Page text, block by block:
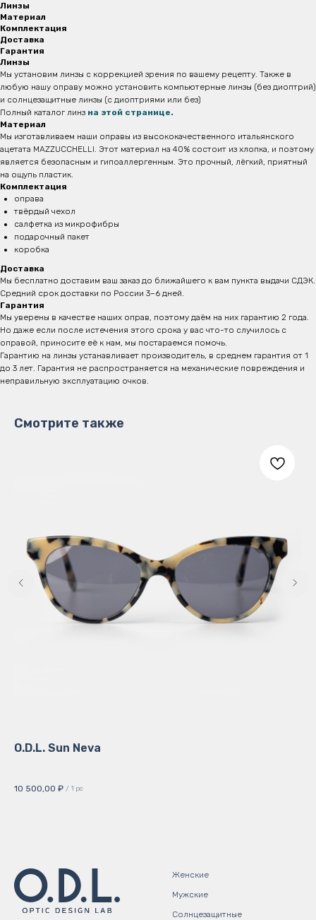
Линзы
Материал
Комплектация
Доставка
Гарантия
Линзы
Мы установим линзы с коррекцией зрения по вашему рецепту. Также в
любую нашу оправу можно установить компьютерные линзы (без диоптрий)
и солнцезащитные линзы (с диоптриями или без)
Полный каталог линз на этой странице.
Материал
Мы изготавливаем наши оправы из высококачественного итальянского
ацетата MAZZUCCHELLI. Этот материал на 40% состоит из хлопка, и поэтому
является безопасным и гипоаллергенным. Это прочный, лёгкий, приятный
на ощупь пластик.
Комплектация
оправа
твёрдый чехол
салфетка из микрофибры
подарочный пакет
коробка
Доставка
Мы бесплатно доставим ваш заказ до ближайшего к вам пункта выдачи СДЭК.
Средний срок доставки по России 3–6 дней.
Гарантия
Мы уверены в качестве наших оправ, поэтому даём на них гарантию 2 года.
Но даже если после истечения этого срока у вас что-то случилось с
оправой, приносите её к нам, мы постараемся помочь.
Гарантию на линзы устанавливает производитель, в среднем гарантия от 1
до 3 лет. Гарантия не распространяется на механические повреждения и
неправильную эксплуатацию очков.
Смотрите также
O.D.L. Sun Neva
10 500,00 ₽ / 1 pc
Женские
Мужские
Солнцезащитные